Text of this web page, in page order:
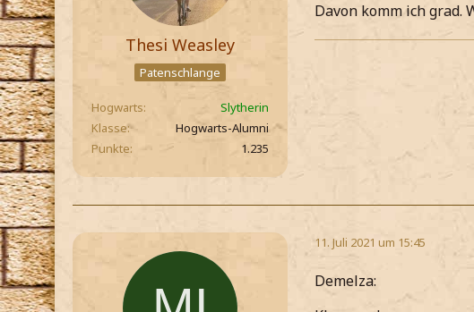
Thesi Weasley
Patenschlange
Hogwarts
Slytherin
Klasse
Hogwarts-Alumni
Punkte
1.235
Davon komm ich grad.
11. Juli 2021 um 15:45
Demelza: